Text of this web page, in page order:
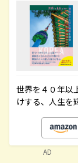
世界を４０年以
けする、人生を
AD